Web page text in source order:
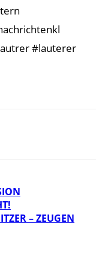
#lauterer
– ZEUGEN